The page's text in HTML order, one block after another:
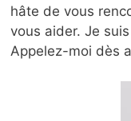
hâte de vous
vous aider. Je
Appelez-moi dès